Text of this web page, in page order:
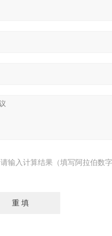
请输入计算结果（填写阿拉伯数